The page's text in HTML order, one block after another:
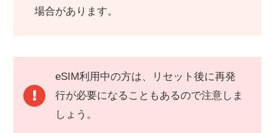
場合があります。
eSIM利用中の方は、リセット後に再発
行が必要になることもあるので注意しま
しょう。